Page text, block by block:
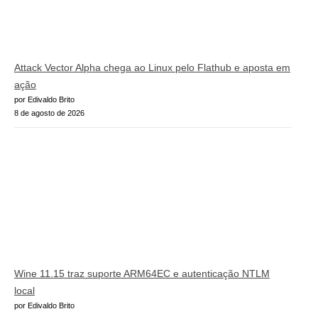
Attack Vector Alpha chega ao Linux pelo Flathub e aposta em
ação
por Edivaldo Brito
8 de agosto de 2026
Wine 11.15 traz suporte ARM64EC e autenticação NTLM
local
por Edivaldo Brito